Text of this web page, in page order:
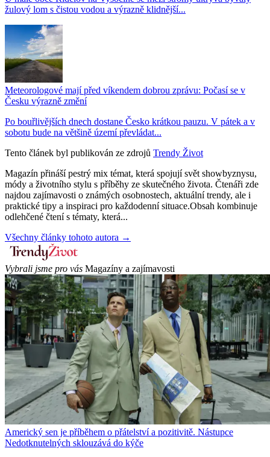
žulový lom s čistou vodou a výrazně klidnější...
Meteorologové mají před víkendem dobrou zprávu: Počasí se v
Česku výrazně změní
Po bouřlivějších dnech dostane Česko krátkou pauzu. V pátek a v
sobotu bude na většině území převládat...
Tento článek byl publikován ze zdrojů Trendy Život
Magazín přináší pestrý mix témat, která spojují svět showbyznysu,
módy a životního stylu s příběhy ze skutečného života. Čtenáři zde
najdou zajímavosti o známých osobnostech, aktuální trendy, ale i
praktické tipy a inspiraci pro každodenní situace.Obsah kombinuje
odlehčené čtení s tématy, která...
Všechny články tohoto autora →
Vybrali jsme pro vás Magazíny a zajímavosti
Americký sen je příběhem o přátelství a pozitivitě. Nástupce
Nedotknutelných sklouzává do kýče